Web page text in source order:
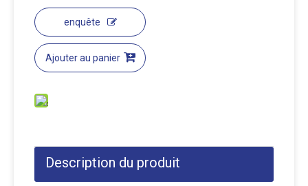
enquête
Ajouter au panier
Description du produit